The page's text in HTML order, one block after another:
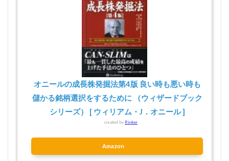
オニールの成長株発掘法第4版 良い時も悪い時も
儲かる銘柄選択をするために （ウィザードブック
シリーズ） [ ウィリアム・J．オニール ]
created by Rinker
Amazon